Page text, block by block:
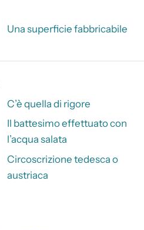
Una superficie fabbricabile
C’è quella di rigore
Il battesimo effettuato con
l’acqua salata
Circoscrizione tedesca o
austriaca